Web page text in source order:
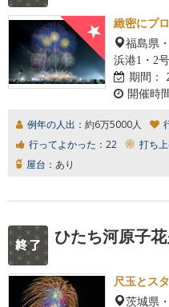
緻密にプ
福島県
浜港1・2
期間：
開催時
例年の人出： 約6万5000人
行ってよかった： 22 打ち上
屋台： あり
ひたち河原子
尺玉とス
茨城県